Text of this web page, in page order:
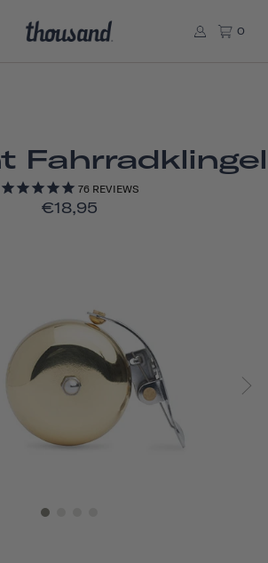
0
Fahrradklingel
76 REVIEWS
€18,95